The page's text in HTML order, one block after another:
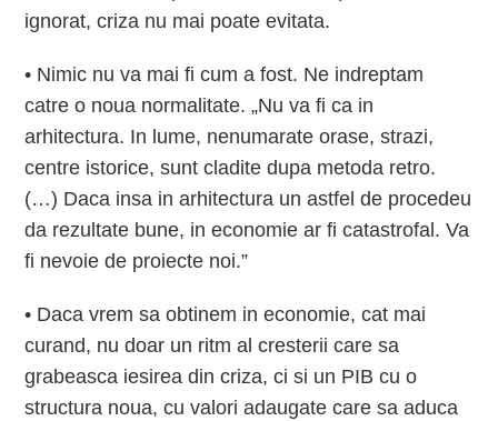
ignorat, criza nu mai poate evitata.
• Nimic nu va mai fi cum a fost. Ne indreptam
catre o noua normalitate. „Nu va fi ca in
arhitectura. In lume, nenumarate orase, strazi,
centre istorice, sunt cladite dupa metoda retro.
(…) Daca insa in arhitectura un astfel de procedeu
da rezultate bune, in economie ar fi catastrofal. Va
fi nevoie de proiecte noi.”
• Daca vrem sa obtinem in economie, cat mai
curand, nu doar un ritm al cresterii care sa
grabeasca iesirea din criza, ci si un PIB cu o
structura noua, cu valori adaugate care sa aduca